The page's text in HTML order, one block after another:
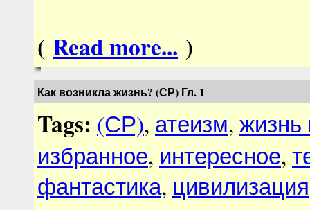
( Read more... )
Как возникла жизнь? (СР) Гл. 1
Tags: (СР), атеизм, жизнь
избранное, интересное,
фантастика, цивилизация